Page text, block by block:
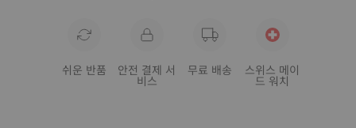
쉬운 반품 안전 결제 서
비스
무료 배송 스위스 메이
드 워치